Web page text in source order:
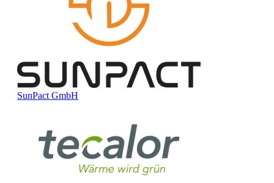
SunPact GmbH